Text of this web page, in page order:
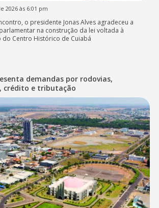
2026 às 6:01 pm
o presidente Jonas Alves agradeceu a
na construção da lei voltada à
do Centro Histórico de Cuiabá
demandas por rodovias,
crédito e tributação